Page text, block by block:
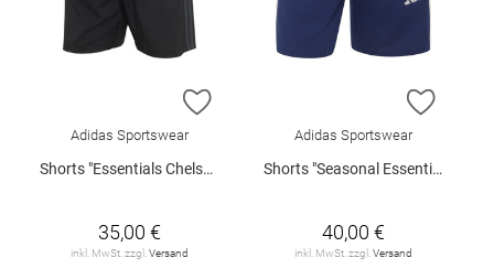
ZUR WUNSCHLISTE HINZUFÜGEN
Adidas Sportswear
Shorts "Essentials Chelsea Lite"
35,00 €
inkl. MwSt. zzgl. Versand
ZUR
Adidas Sportswear
Shorts "Seasonal Essentials"
40,00 €
inkl. MwSt. zzgl. Versand